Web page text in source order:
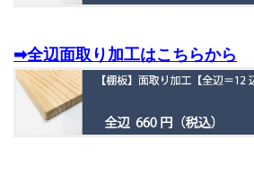
➡全辺面取り加工はこちらから